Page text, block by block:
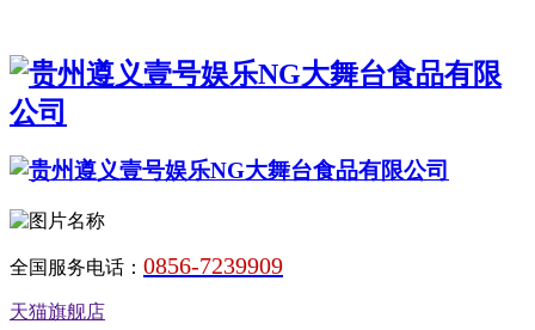
全国服务电话： 0856-7239909
天猫旗舰店